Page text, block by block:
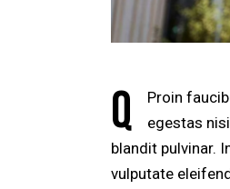
Q
Proin
egestas
blandit pulvinar.
vulputate